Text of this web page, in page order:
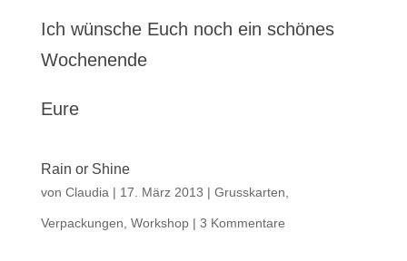
Ich wünsche Euch noch ein schönes
Wochenende
Eure
Rain or Shine
von Claudia | 17. März 2013 | Grusskarten
Verpackungen Workshop| 3 Kommentare